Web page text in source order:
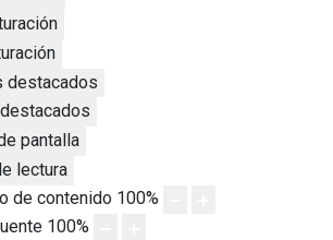
destacados
pantalla
lectura
de contenido 100%
100%